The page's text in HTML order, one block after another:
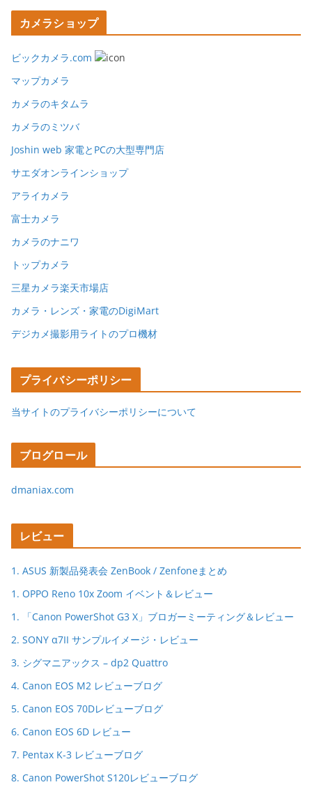
カメラショップ
ビックカメラ.com
マップカメラ
カメラのキタムラ
カメラのミツバ
Joshin web 家電とPCの大型専門店
サエダオンラインショップ
アライカメラ
富士カメラ
カメラのナニワ
トップカメラ
三星カメラ楽天市場店
カメラ・レンズ・家電のDigiMart
デジカメ撮影用ライトのプロ機材
プライバシーポリシー
当サイトのプライバシーポリシーについて
ブログロール
dmaniax.com
レビュー
1. ASUS 新製品発表会 ZenBook / Zenfoneまとめ
1. OPPO Reno 10x Zoom イベント＆レビュー
1. 「Canon PowerShot G3 X」ブロガーミーティング＆レビュー
2. SONY α7II サンプルイメージ・レビュー
3. シグマニアックス – dp2 Quattro
4. Canon EOS M2 レビューブログ
5. Canon EOS 70Dレビューブログ
6. Canon EOS 6D レビュー
7. Pentax K-3 レビューブログ
8. Canon PowerShot S120レビューブログ